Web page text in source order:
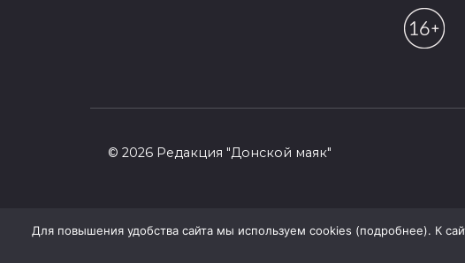
© 2026 Редакция "Донской маяк"
Для повышения удобства сайта мы используем cookies (подробнее). К